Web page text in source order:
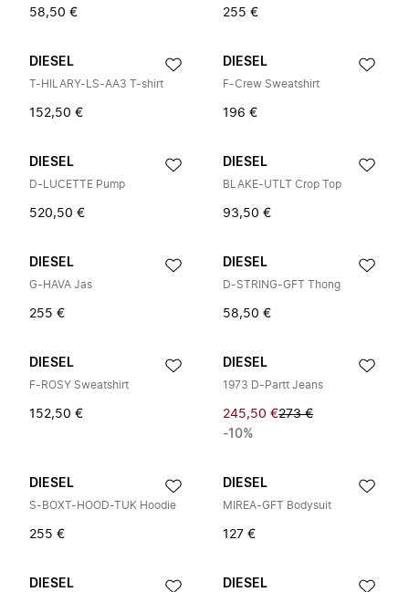
58,50 € 255 €
DIESEL
T-HILARY-LS-AA3 T-shirt
152,50 €
DIESEL
F-Crew Sweatshirt
196 €
DIESEL
D-LUCETTE Pump
520,50 €
DIESEL
BLAKE-UTLT Crop Top
93,50 €
DIESEL
G-HAVA Jas
255 €
DIESEL
D-STRING-GFT Thong
58,50 €
DIESEL
F-ROSY Sweatshirt
152,50 €
DIESEL
1973 D-Partt Jeans
245,50 €273 €
-10%
DIESEL
S-BOXT-HOOD-TUK Hoodie
255 €
DIESEL
MIREA-GFT Bodysuit
127 €
DIESEL DIESEL